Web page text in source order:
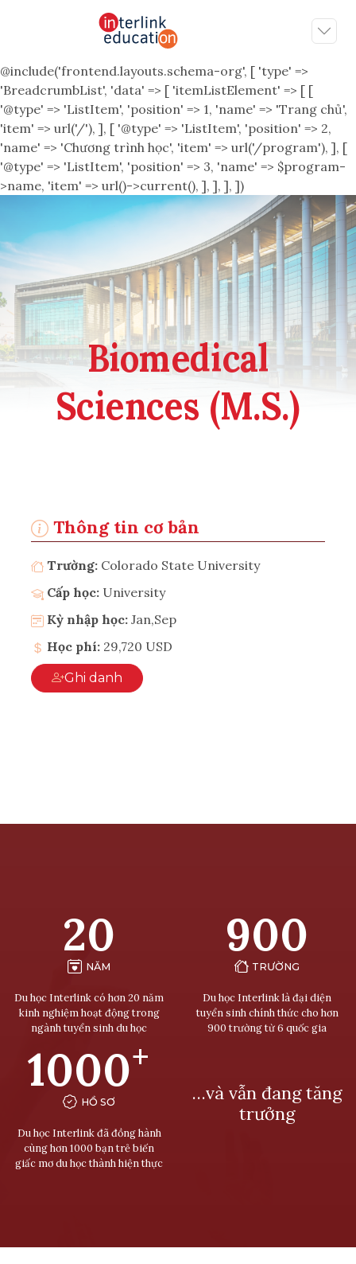
@include('frontend.layouts.schema-org', [ 'type' =>
'BreadcrumbList', 'data' => [ 'itemListElement' => [ [
'@type' => 'ListItem', 'position' => 1, 'name' => 'Trang chủ',
'item' => url('/'), ], [ '@type' => 'ListItem', 'position' => 2,
'name' => 'Chương trình học', 'item' => url('/program'), ], [
'@type' => 'ListItem', 'position' => 3, 'name' => $program-
>name, 'item' => url()->current(), ], ], ], ])
Biomedical
Sciences (M.S.)
Thông tin cơ bản
Trường: Colorado State University
Cấp học: University
Kỳ nhập học: Jan,Sep
Học phí: 29,720 USD
Ghi danh
20
NĂM
Du học Interlink có hơn 20 năm
kinh nghiệm hoạt động trong
ngành tuyển sinh du học
900
TRƯỜNG
Du học Interlink là đại diện
tuyển sinh chính thức cho hơn
900 trường từ 6 quốc gia
1000+
HỒ SƠ
Du học Interlink đã đồng hành
cùng hơn 1000 bạn trẻ biến
giấc mơ du học thành hiện thực
…và vẫn đang tăng
trưởng